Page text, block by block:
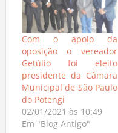
Com o apoio da
oposição o vereador
Getúlio foi eleito
presidente da Câmara
Municipal de São Paulo
do Potengi
02/01/2021 às 10:49
Em "Blog Antigo"